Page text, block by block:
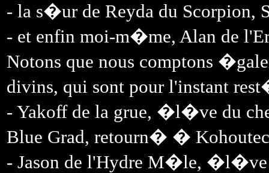
- la s�ur de Reyda du Scorpion,
- et enfin moi-m�me, Alan de
Notons que nous comptons
divins, qui sont pour l'instant
- Yakoff de la grue, �l�ve du
Blue Grad, retourn� �
- Jason de l'Hydre M�le, �l�ve